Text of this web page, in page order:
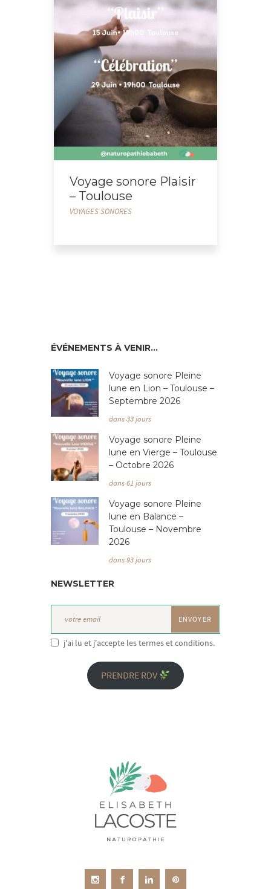
Voyage sonore Plaisir
– Toulouse
VOYAGES SONORES
ÉVÉNEMENTS À VENIR…
Voyage sonore Pleine
lune en Lion – Toulouse –
Septembre 2026
dans 33 jours
Voyage sonore Pleine
lune en Vierge – Toulouse
– Octobre 2026
dans 61 jours
Voyage sonore Pleine
lune en Balance –
Toulouse – Novembre
2026
dans 93 jours
NEWSLETTER
j'ai lu et j'accepte les termes et conditions.
PRENDRE RDV